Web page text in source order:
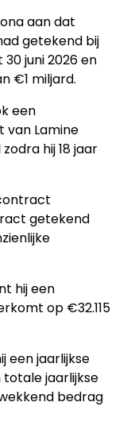
aan dat
getekend bij
juni 2026 en
€1 miljard.
een
Lamine
hij 18 jaar
getekend
hij een
op €32.115
een jaarlijkse
totale jaarlijkse
bedrag